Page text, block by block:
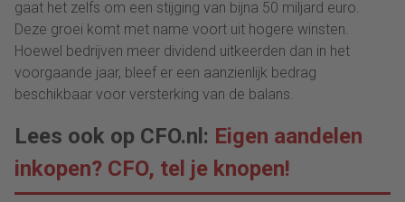
gaat het zelfs om een stijging van bijna 50 miljard euro.
Deze groei komt met name voort uit hogere winsten.
Hoewel bedrijven meer dividend uitkeerden dan in het
voorgaande jaar, bleef er een aanzienlijk bedrag
beschikbaar voor versterking van de balans.
Lees ook op CFO.nl: Eigen aandelen
inkopen? CFO, tel je knopen!